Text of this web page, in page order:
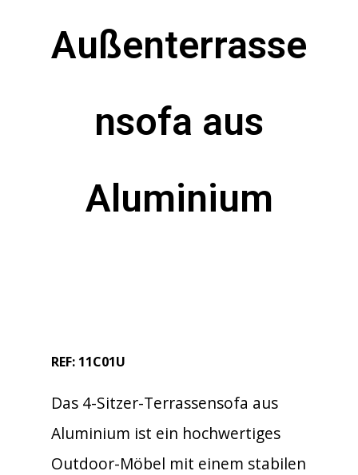
Außenterrasse
nsofa aus
Aluminium
REF: 11C01U
Das 4-Sitzer-Terrassensofa aus
Aluminium ist ein hochwertiges
Outdoor-Möbel mit einem stabilen